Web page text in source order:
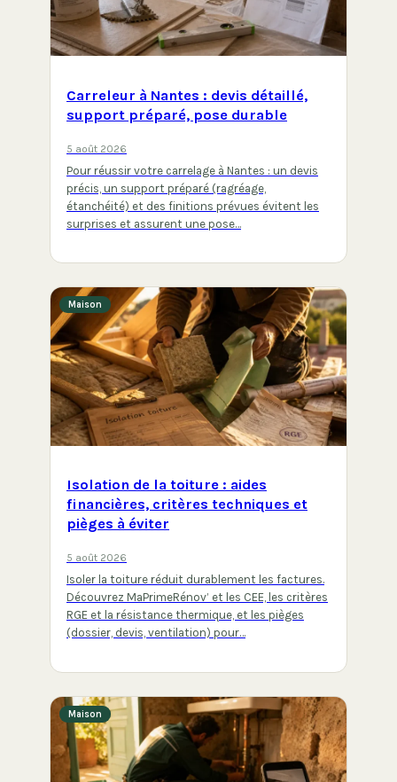
Carreleur à Nantes : devis détaillé,
support préparé, pose durable
5 août 2026
Pour réussir votre carrelage à Nantes : un devis
précis, un support préparé (ragréage,
étanchéité) et des finitions prévues évitent les
surprises et assurent une pose…
Maison
Isolation de la toiture : aides
financières, critères techniques et
pièges à éviter
5 août 2026
Isoler la toiture réduit durablement les factures.
Découvrez MaPrimeRénov’ et les CEE, les critères
RGE et la résistance thermique, et les pièges
(dossier, devis, ventilation) pour…
Maison